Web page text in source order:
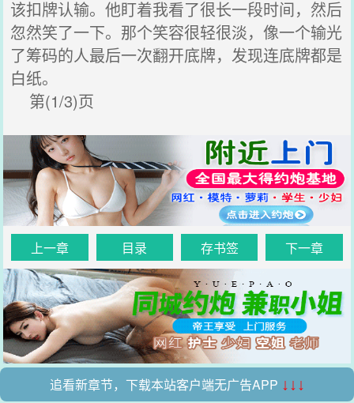
该扣牌认输。他盯着我看了很长一段时间，然后
忽然笑了一下。那个笑容很轻很淡，像一个输光
了筹码的人最后一次翻开底牌，发现连底牌都是
白纸。
第(1/3)页
上一章 目录 存书签 下一章
追看新章节，下载本站客户端无广告APP ↓↓↓